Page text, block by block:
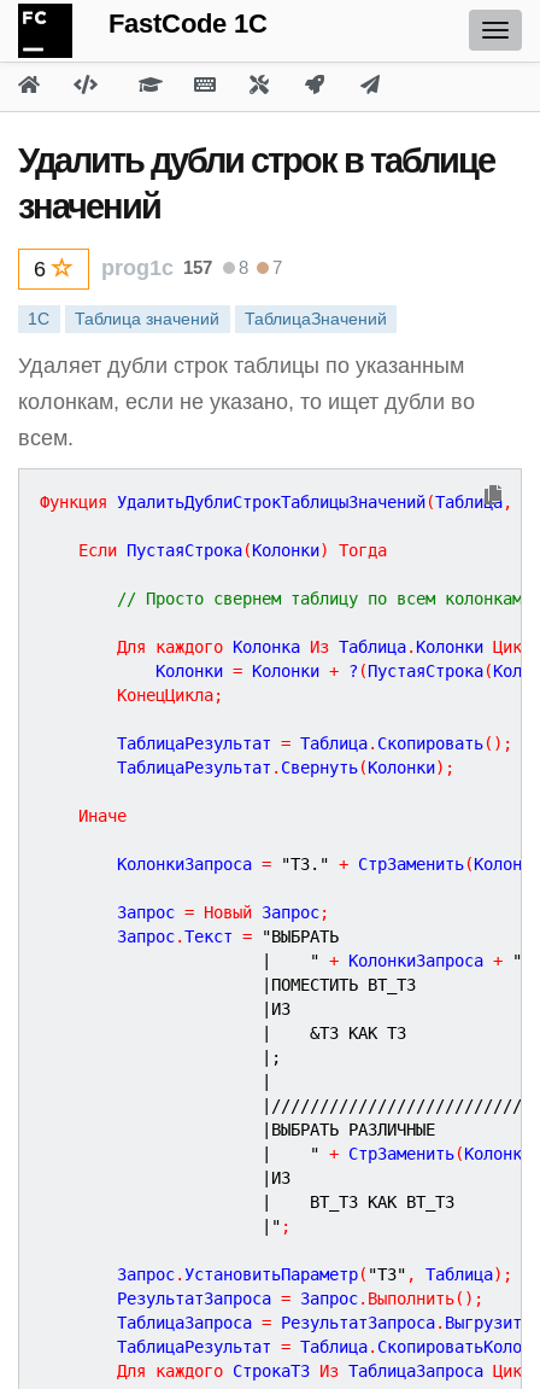
FastCode 1C
Удалить дубли строк в таблице
значений
6 prog1c 157 8 7
1С Таблица значений ТаблицаЗначений
Удаляет дубли строк таблицы по указанным
колонкам, если не указано, то ищет дубли во
всем.
Функция УдалитьДублиСтрокТаблицыЗначений(Таблица,
Если ПустаяСтрока(Колонки) Тогда
// Просто свернем таблицу по всем колонкам
Для каждого Колонка Из Таблица. Колонки Цикл
			Колонки
= Колонки + ? (ПустаяСтрока(
КонецЦикла;
		ТаблицаРезультат
= Таблица. Скопировать( ) ;
		ТаблицаРезультат
. Свернуть(Колонки) ;
Иначе
		КолонкиЗапроса
= "ТЗ." + СтрЗаменить(Колонки
		Запрос
= Новый Запрос;
		Запрос
.Текст =
"ВЫБРАТЬ
|	" + КолонкиЗапроса +
"
|ПОМЕСТИТЬ ВТ_ТЗ
|ИЗ
|	&ТЗ КАК ТЗ
|;
|
|ВЫБРАТЬ РАЗЛИЧНЫЕ
|	" + СтрЗаменить(
|ИЗ
|	ВТ_ТЗ КАК ВТ_ТЗ
|" ;
		Запрос
.УстановитьПараметр( "ТЗ" , Таблица) ;
		РезультатЗапроса
= Запрос. Выполнить( ) ;
		ТаблицаЗапроса
= РезультатЗапроса. Выгрузить
		ТаблицаРезультат
= Таблица.
Для
каждого СтрокаТЗ Из ТаблицаЗапроса Цикл